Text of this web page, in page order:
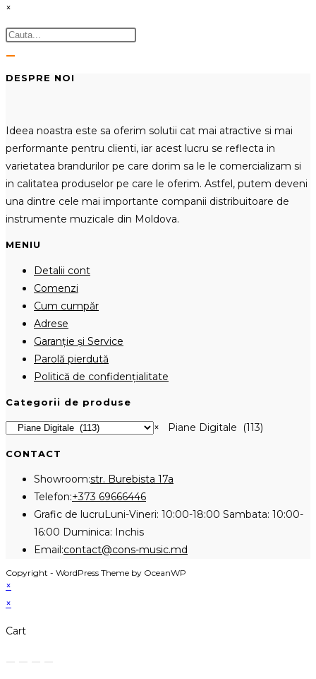
×
DESPRE NOI
Ideea noastra este sa oferim solutii cat mai atractive si mai
performante pentru clienti, iar acest lucru se reflecta in
varietatea brandurilor pe care dorim sa le le comercializam si
in calitatea produselor pe care le oferim. Astfel, putem deveni
una dintre cele mai importante companii distribuitoare de
instrumente muzicale din Moldova.
MENIU
Detalii cont
Comenzi
Cum cumpăr
Adrese
Garanție și Service
Parolă pierdută
Politică de confidențialitate
Categorii de produse
× Piane Digitale (113)
CONTACT
Showroom:str. Burebista 17a
Telefon:+373 69666446Opens
in
application
Grafic de lucruLuni-Vineri: 10:00-18:00 Sambata: 10:00-
16:00 Duminica: Inchis
Email:contact@cons-music.md
Copyright - WordPress Theme by OceanWP
×
×
Cart